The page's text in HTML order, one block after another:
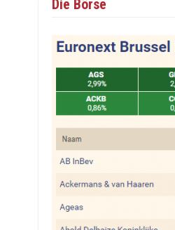
Die Börse